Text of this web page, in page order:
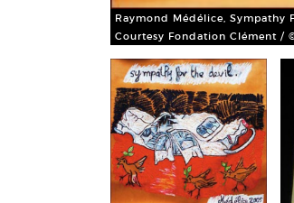
Raymond Médélice, Sympathy
Courtesy Fondation Clément /